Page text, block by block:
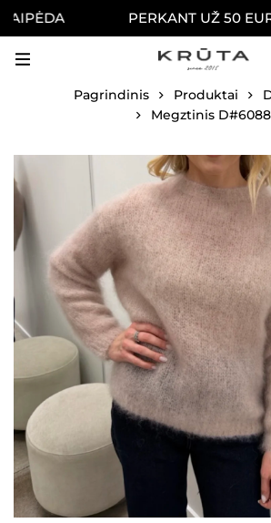
PERKANT UŽ 50 EUR
Pagrindinis Produktai
Megztinis D#6088